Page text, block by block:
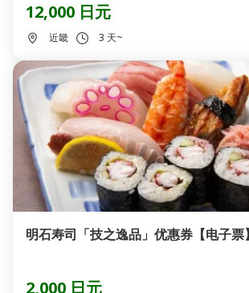
12,000 日元
近畿 3 天~
明石寿司「技之逸品」优惠券【电子票】
2,000 日元